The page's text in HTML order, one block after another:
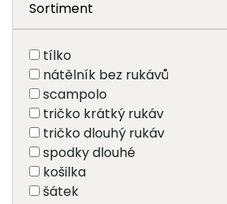
Sortiment
tílko
nátělník bez rukávů
scampolo
tričko krátký rukáv
tričko dlouhý rukáv
spodky dlouhé
košilka
šátek